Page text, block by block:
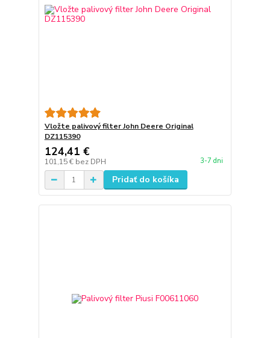
Vložte palivový filter John Deere Original
DZ115390
124,41 €
101,15 € bez DPH 3-7 dni
Pridať do košíka